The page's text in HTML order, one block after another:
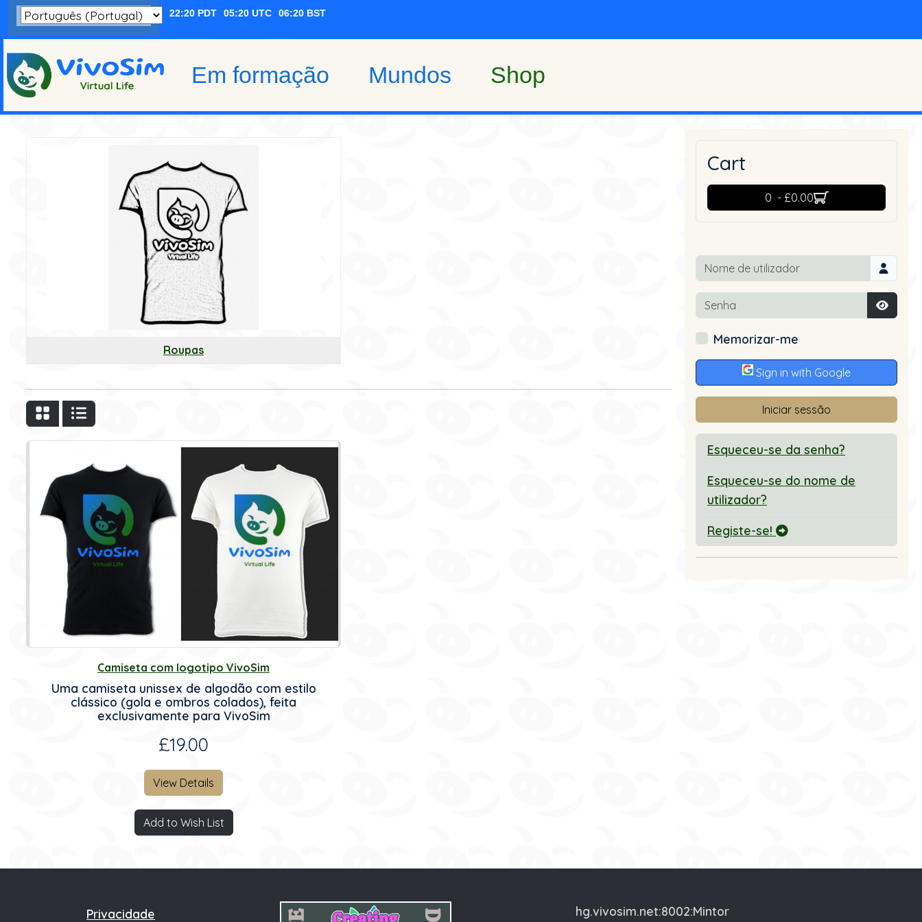
Em formação Mundos Shop
Roupas
Camiseta com logotipo VivoSim
Uma camiseta unissex de algodão com estilo
clássico (gola e ombros colados), feita
exclusivamente para VivoSim
£19.00
View Details
Add to Wish List
Cart
0 - £0.00
Nome de utilizador
Senha
Memorizar-me
Sign in with Google
Iniciar sessão
Esqueceu-se da senha?
Esqueceu-se do nome de
utilizador?
Registe-se!
Privacidade hg.vivosim.net:8002:Mintor